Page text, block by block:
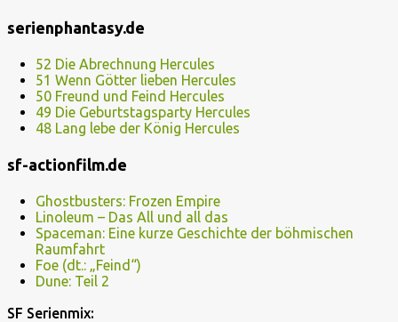
serienphantasy.de
52 Die Abrechnung Hercules
51 Wenn Götter lieben Hercules
50 Freund und Feind Hercules
49 Die Geburtstagsparty Hercules
48 Lang lebe der König Hercules
sf-actionfilm.de
Ghostbusters: Frozen Empire
Linoleum – Das All und all das
Spaceman: Eine kurze Geschichte der böhmischen
Raumfahrt
Foe (dt.: „Feind“)
Dune: Teil 2
SF Serienmix: